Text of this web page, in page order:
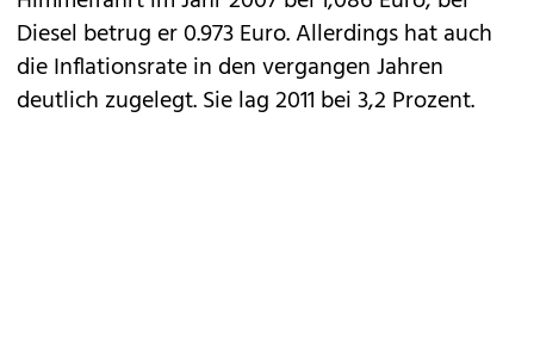
Diesel betrug er 0.973 Euro. Allerdings hat auch
die Inflationsrate in den vergangen Jahren
deutlich zugelegt. Sie lag 2011 bei 3,2 Prozent.